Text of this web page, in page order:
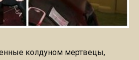
колдуном мертвецы,